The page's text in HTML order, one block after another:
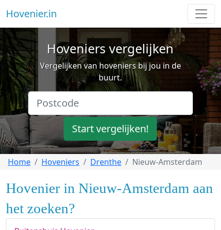
Hovenier.in
Hoveniers vergelijken
Vergelijken van hoveniers bij jou in de
buurt.
Start vergelijken!
Home Hoveniers Drenthe Nieuw-Amsterdam
Hovenier in Nieuw-Amsterdam aan
het zoeken?